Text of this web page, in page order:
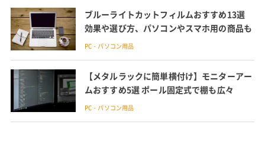
ブルーライトカットフィルムおすすめ13選
効果や選び方、パソコンやスマホ用の商品も
PC・パソコン用品
【メタルラックに簡単横付け】モニターアー
ムおすすめ5選 ポール固定式で棚も広々
PC・パソコン用品